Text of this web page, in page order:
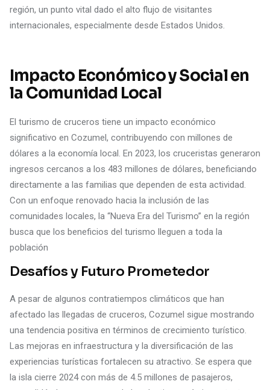
región, un punto vital dado el alto flujo de visitantes
internacionales, especialmente desde Estados Unidos.
Impacto Económico y Social en
la Comunidad Local
El turismo de cruceros tiene un impacto económico
significativo en Cozumel, contribuyendo con millones de
dólares a la economía local. En 2023, los cruceristas generaron
ingresos cercanos a los 483 millones de dólares, beneficiando
directamente a las familias que dependen de esta actividad.
Con un enfoque renovado hacia la inclusión de las
comunidades locales, la “Nueva Era del Turismo” en la región
busca que los beneficios del turismo lleguen a toda la
población​
Desafíos y Futuro Prometedor
A pesar de algunos contratiempos climáticos que han
afectado las llegadas de cruceros, Cozumel sigue mostrando
una tendencia positiva en términos de crecimiento turístico.
Las mejoras en infraestructura y la diversificación de las
experiencias turísticas fortalecen su atractivo. Se espera que
la isla cierre 2024 con más de 4.5 millones de pasajeros,